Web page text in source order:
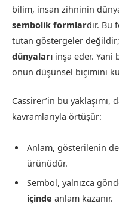
bilim, insan zihninin
sembolik formlardır. Bu
tutan göstergeler
dünyaları inşa eder. Yani
onun düşünsel biçimini
Cassirer’in bu yaklaşımı,
kavramlarıyla örtüşür:
Anlam, gösterilenin
ürünüdür.
Sembol, yalnızca
içinde anlam kazanır.